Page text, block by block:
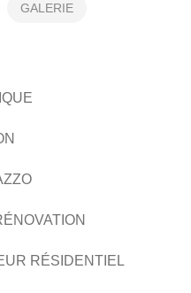
GALERIE
RÉSIDENTIEL